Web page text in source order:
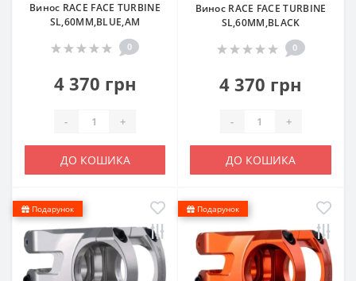
Винос RACE FACE TURBINE
SL,60MM,BLUE,AM
0
4 370 грн
- +
ДО КОШИКА
Винос RACE FACE TURBINE
SL,60MM,BLACK
0
4 370 грн
- +
ДО КОШИКА
Подарунок Подарунок